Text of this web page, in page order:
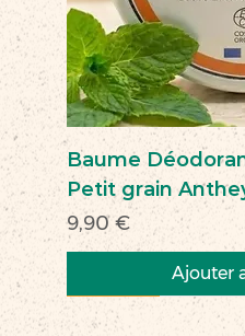
Baume
Petit grain
Prix
9,90 €
Ajouter
Nouveau
Nouveau
Nouveau
Nouveau
Nouveau
Nouveau
Nouveau
Nouveauté
Nouveau
Nouveau
Commerce équitable
Nouveau